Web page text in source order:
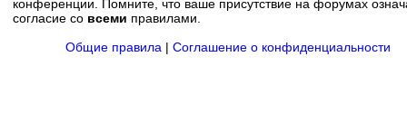
конференции. Помните, что ваше присутствие на форумах
согласие со всеми правилами.
Общие правила | Соглашение о конфиденциальности